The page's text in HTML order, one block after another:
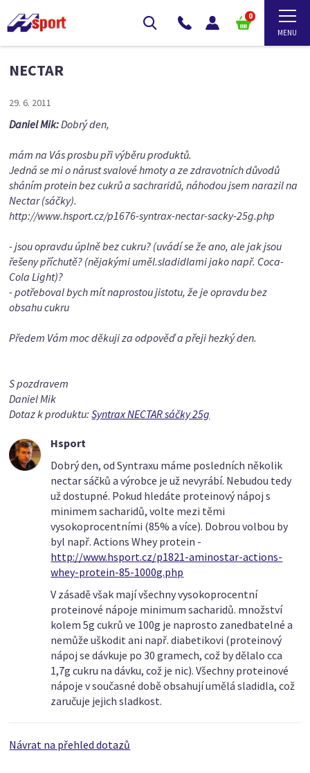
0
NECTAR
29. 6. 2011
Daniel Mik:Dobrý den,
mám na Vás prosbu při výběru produktů.
Jedná se mi o nárust svalové hmoty a ze zdravotních důvodů
sháním protein bez cukrů a sachraridů, náhodou jsem narazil na
Nectar (sáčky).
http://www.hsport.cz/p1676-syntrax-nectar-sacky-25g.php
- jsou opravdu úplně bez cukru? (uvádí se že ano, ale jak jsou
řešeny příchutě? (nějakými uměl.sladidlami jako např. Coca-
Cola Light)?
- potřeboval bych mít naprostou jistotu, že je opravdu bez
obsahu cukru
Předem Vám moc děkuji za odpověď a přeji hezký den.
S pozdravem
Daniel Mik
Dotaz k produktu:Syntrax NECTAR sáčky 25g
Hsport
Dobrý den, od Syntraxu máme posledních několik
nectar sáčků a výrobce je už nevyrábí. Nebudou tedy
už dostupné. Pokud hledáte proteinový nápoj s
minimem sacharidů, volte mezi těmi
vysokoprocentními (85% a více). Dobrou volbou by
byl např. Actions Whey protein -
http://www.hsport.cz/p1821-aminostar-actions-
whey-protein-85-1000g.php
V zásadě však mají všechny vysokoprocentní
proteinové nápoje minimum sacharidů. množství
kolem 5g cukrů ve 100g je naprosto zanedbatelné a
nemůže uškodit ani např. diabetikovi (proteinový
nápoj se dávkuje po 30 gramech, což by dělalo cca
1,7g cukru na dávku, což je nic). Všechny proteinové
nápoje v současné době obsahují umělá sladidla, což
zaručuje jejich sladkost.
Návrat na přehled dotazů